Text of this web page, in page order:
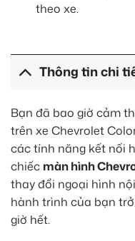
theo xe.
Thông tin chi
Bạn đã bao giờ cảm
trên xe Chevrolet
các tính năng kết nối
chiếc màn hình
thay đổi ngoại hình
hành trình của bạn
giờ hết.